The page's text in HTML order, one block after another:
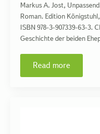
Markus A. Jost,
Roman. Edition
ISBN 978-3-907339-63-3.
Geschichte der beiden
Read more